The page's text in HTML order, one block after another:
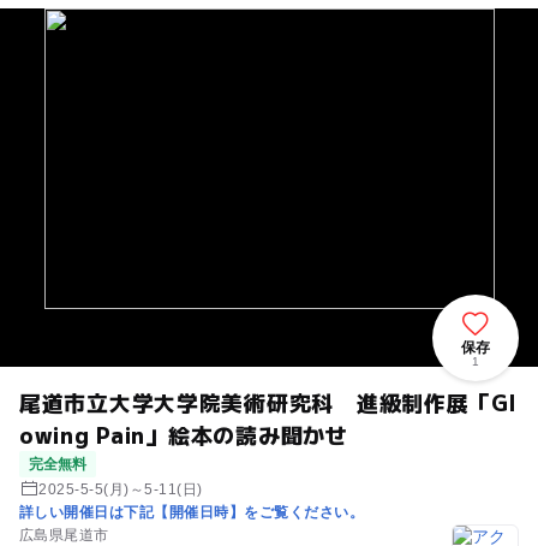
尾道市立大学大学院美術研究科 進級制作展「Gl
owing Pain」絵本の読み聞かせ
完全無料
2025-5-5(月)～5-11(日)
詳しい開催日は下記【開催日時】をご覧ください。
広島県尾道市
保存
1